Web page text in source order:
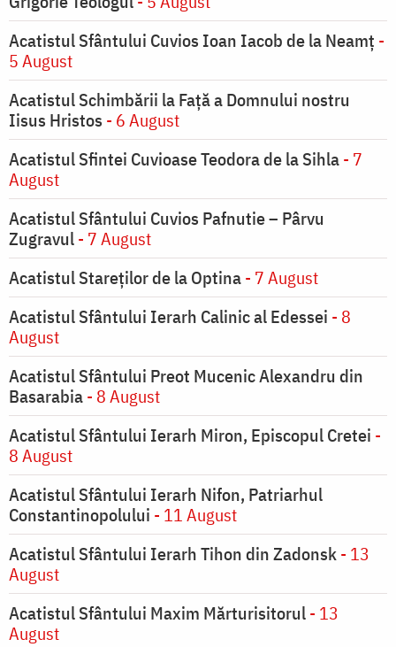
Acatistul Sfântului Cuvios Ioan Iacob de la Neamț -
5 August
Acatistul Schimbării la Faţă a Domnului nostru
Iisus Hristos - 6 August
Acatistul Sfintei Cuvioase Teodora de la Sihla- 7
August
Acatistul Sfântului Cuvios Pafnutie – Pârvu
Zugravul- 7 August
Acatistul Stareţilor de la Optina- 7 August
Acatistul Sfântului Ierarh Calinic al Edessei - 8
August
Acatistul Sfântului Preot Mucenic Alexandru din
Basarabia- 8 August
Acatistul Sfântului Ierarh Miron, Episcopul Cretei -
8 August
Acatistul Sfântului Ierarh Nifon, Patriarhul
Constantinopolului - 11 August
Acatistul Sfântului Ierarh Tihon din Zadonsk- 13
August
Acatistul Sfântului Maxim Mărturisitorul- 13
August